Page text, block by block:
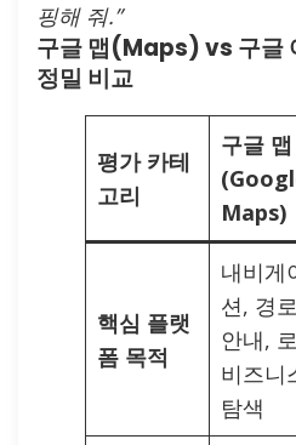
핑해 줘.”
구글 맵(Maps) vs 구글
정밀 비교
평가 카테
고리
구글 맵
Maps)
핵심 플랫
폼 목적
내비게
션, 경로
안내,
비즈니
탐색